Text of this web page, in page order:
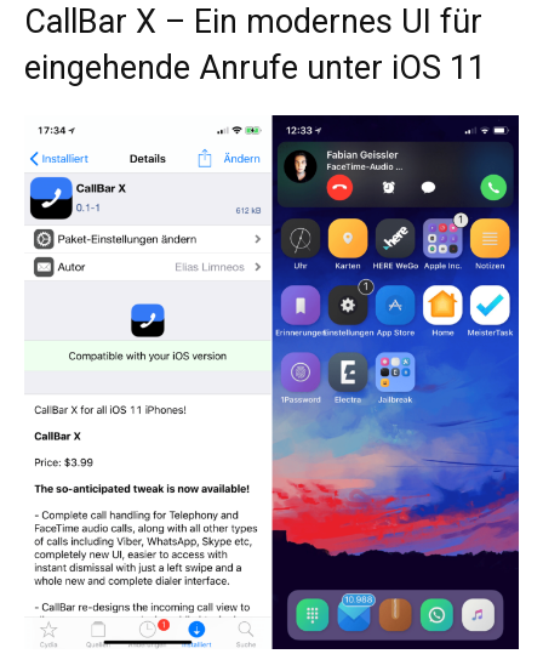
CallBar X – Ein modernes UI für
eingehende Anrufe unter iOS 11